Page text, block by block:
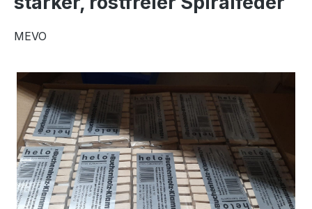
MEVO
Bildergalerie überspringen